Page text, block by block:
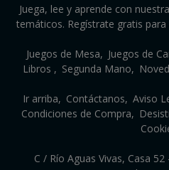
Juega, lee y aprende con
temáticos. Regístrate gratis
Juegos de Mesa Juegos de
Libros
Segunda Mano
Ir arriba Contáctanos Aviso
Condiciones de Compra
C / Río Aguas Vivas, Casa